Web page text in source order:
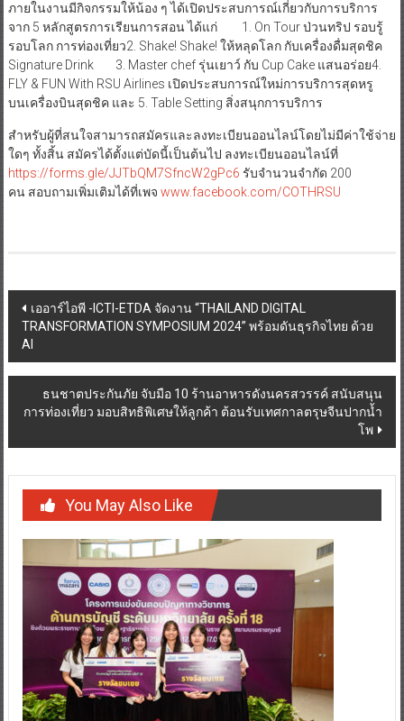
ภายในงานมีกิจกรรมให้น้อง ๆ ได้เปิดประสบการณ์เกี่ยวกับการบริการ
จาก 5 หลักสูตรการเรียนการสอน ได้แก่ 1. On Tour ป่วนทริป รอบรู้
รอบโลก การท่องเที่ยว2. Shake! Shake! ให้หลุดโลก กับเครื่องดื่มสุดชิค
Signature Drink 3. Master chef รุ่นเยาว์ กับ Cup Cake แสนอร่อย4.
FLY & FUN With RSU Airlines เปิดประสบการณ์ใหม่การบริการสุดหรู
บนเครื่องบินสุดชิค และ 5. Table Setting สิ่งสนุกการบริการ
สำหรับผู้ที่สนใจสามารถสมัครและลงทะเบียนออนไลน์โดยไม่มีค่าใช้จ่าย
ใดๆ ทั้งสิ้น สมัครได้ตั้งแต่บัดนี้เป็นต้นไป ลงทะเบียนออนไลน์ที่
https://forms.gle/JJTbQM7SfncW2gPc6 รับจำนวนจำกัด 200
คน สอบถามเพิ่มเติมได้ที่เพจ www.facebook.com/COTHRSU
Post
navigation
เออาร์ไอพี -ICTI-ETDA จัดงาน “THAILAND DIGITAL
TRANSFORMATION SYMPOSIUM 2024” พร้อมดันธุรกิจไทย ด้วย
AI
ธนชาตประกันภัย จับมือ 10 ร้านอาหารดังนครสวรรค์ สนับสนุน
การท่องเที่ยว มอบสิทธิพิเศษให้ลูกค้า ต้อนรับเทศกาลตรุษจีนปากน้ำ
โพ
You May Also Like